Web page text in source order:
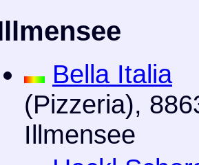
Bella Italia
(Pizzeria),
Illmensee